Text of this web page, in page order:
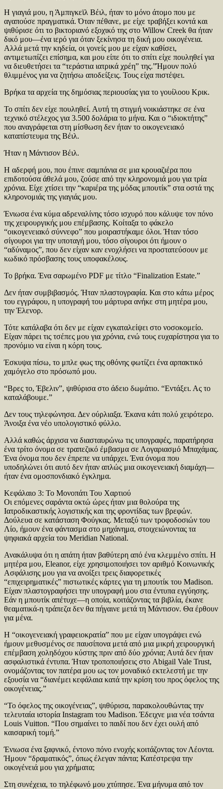
Η γιαγιά μου, η Άμπιγκεϊλ Βέιλ, ήταν το μόνο άτομο που με
αγαπούσε πραγματικά. Όταν πέθανε, με είχε τραβήξει κοντά και
ψιθύρισε ότι το βικτοριανό εξοχικό της στο Willow Creek θα ήταν
δικό μου—ένα ιερό για όταν ξεκίνησα τη δική μου οικογένεια.
Αλλά μετά την κηδεία, οι γονείς μου με είχαν καθίσει,
αντιμετωπίζει επίσημα, και μου είπε ότι το σπίτι είχε πουληθεί για
να διευθετήσει τα “τεράστια ιατρικά χρέη” της.”Ήμουν πολύ
θλιμμένος για να ζητήσω αποδείξεις. Τους είχα πιστέψει.
Βρήκα τα αρχεία της δημόσιας περιουσίας για το γουίλοου Κρικ.
Το σπίτι δεν είχε πουληθεί. Αυτή τη στιγμή νοικιάστηκε σε ένα
τεχνικό στέλεχος για 3.500 δολάρια το μήνα. Και ο “ιδιοκτήτης”
που αναγράφεται στη μίσθωση δεν ήταν το οικογενειακό
καταπίστευμα της Βέιλ.
Ήταν η Μάντισον Βέιλ.
Η αδερφή μου, που έπινε σαμπάνια σε μια κρουαζιέρα που
επιδοτούσα άθελά μου, ζούσε από την κληρονομιά μου για τρία
χρόνια. Είχε χτίσει την “καριέρα της μόδας μπουτίκ” στα οστά της
κληρονομιάς της γιαγιάς μου.
Ένιωσα ένα κύμα αδρεναλίνης τόσο ισχυρό που κάλυψε τον πόνο
της χειρουργικής μου επέμβασης. Κοίταξα το φάκελο
“οικογενειακό σύννεφο” που μοιραστήκαμε όλοι. Ήταν τόσο
σίγουροι για την υποταγή μου, τόσο σίγουροι ότι ήμουν ο
“αδύναμος”, που δεν είχαν καν ενοχλήσει να προστατεύσουν με
κωδικό πρόσβασης τους υποφακέλους.
Το βρήκα. Ένα σαρωμένο PDF με τίτλο “Finalization Estate.”
Δεν ήταν συμβιβασμός. Ήταν πλαστογραφία. Και στο κάτω μέρος
του εγγράφου, η υπογραφή του μάρτυρα ανήκε στη μητέρα μου,
την Έλενορ.
Τότε κατάλαβα ότι δεν με είχαν εγκαταλείψει στο νοσοκομείο.
Είχαν πάρει τις τσέπες μου για χρόνια, ενώ τους ευχαρίστησα για το
προνόμιο να είναι η κόρη τους.
Έσκυψα πίσω, το μπλε φως της οθόνης φωτίζει ένα αρπακτικό
χαμόγελο στο πρόσωπό μου.
“Βρες το, Έβελιν”, ψιθύρισα στο άδειο δωμάτιο. “Εντάξει. Ας το
καταλάβουμε.”
Δεν τους τηλεφώνησα. Δεν ούρλιαξα. Έκανα κάτι πολύ χειρότερο.
Άνοιξα ένα νέο υπολογιστικό φύλλο.
Αλλά καθώς άρχισα να διασταυρώνω τις υπογραφές, παρατήρησα
ένα τρίτο όνομα σε τραπεζικό έμβασμα σε Λογαριασμό Μπαχάμας.
Ένα όνομα που δεν έπρεπε να υπάρχει. Ένα όνομα που
υποδηλώνει ότι αυτό δεν ήταν απλώς μια οικογενειακή διαμάχη—
ήταν ένα ομοσπονδιακό έγκλημα.
Κεφάλαιο 3: Το Μονοπάτι Του Χαρτιού
Οι επόμενες σαράντα οκτώ ώρες ήταν μια θολούρα της
Ιατροδικαστικής λογιστικής και της φροντίδας των βρεφών.
Δούλευα σε κατάσταση Φούγκας. Μεταξύ των τροφοδοσιών του
Λίο, ήμουν ένα φάντασμα στο μηχάνημα, στοιχειώνοντας τα
ψηφιακά αρχεία του Meridian National.
Ανακάλυψα ότι η απάτη ήταν βαθύτερη από ένα κλεμμένο σπίτι. Η
μητέρα μου, Eleanor, είχε χρησιμοποιήσει τον αριθμό Κοινωνικής
Ασφάλισης μου για να ανοίξει τρεις διαφορετικές
“επιχειρηματικές” πιστωτικές κάρτες για τη μπουτίκ του Madison.
Είχαν πλαστογραφήσει την υπογραφή μου στα έντυπα εγγύησης.
Εάν η μπουτίκ απέτυχε—η οποία, κοιτάζοντας τα βιβλία, έκανε
θεαματικά-η τράπεζα δεν θα πήγαινε μετά τη Μάντισον. Θα έρθουν
για μένα.
Η “οικογενειακή γραφειοκρατία” που με είχαν υπογράψει ενώ
ήμουν μεθυσμένος σε παυσίπονα μετά από μια μικρή χειρουργική
επέμβαση χοληδόχου κύστης πριν από δύο χρόνια; Αυτά δεν ήταν
ασφαλιστικά έντυπα. Ήταν τροποποιήσεις στο Abigail Vale Trust,
ονομάζοντας τον πατέρα μου ως τον μοναδικό εκτελεστή με την
εξουσία να “διανέμει κεφάλαια κατά την κρίση του προς όφελος της
οικογένειας.”
“Το όφελος της οικογένειας”, ψιθύρισα, παρακολουθώντας την
τελευταία ιστορία Instagram του Madison. Έδειχνε μια νέα τσάντα
Louis Vuitton. “Που σημαίνει το παιδί που δεν έχει ουλή από
καισαρική τομή.”
Ένιωσα ένα ξαφνικό, έντονο πόνο ενοχής κοιτάζοντας τον Λέοντα.
Ήμουν “δραματικός”, όπως έλεγαν πάντα; Κατέστρεψα την
οικογένειά μου για χρήματα;
Στη συνέχεια, το τηλέφωνό μου χτύπησε. Ένα μήνυμα από τον